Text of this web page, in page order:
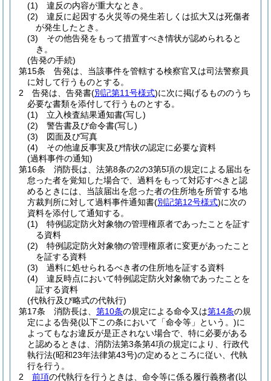
(1)
違反の内容が重大なとき。
(2)
違反に起因する火災等の発生若しくは拡大又は死傷者
が発生したとき。
(3)
その他告発をもって措置すべき情状が認められると
き。
(告発の手続)
第15条
告発は、当該事件を管轄する検察官又は司法警察員
に対して行うものとする。
2
告発は、告発書(別記第11号様式)に次に掲げるもののうち
必要な書類を添付して行うものとする。
(1)
立入検査結果通知書(写し)
(2)
警告書及び命令書(写し)
(3)
図面及び写真
(4)
その他違反事実及び情状の認定に必要な資料
(過料事件の通知)
第16条
消防長は、法第8条の2の3第5項の規定による届出を
怠った者を覚知した場合で、過料をもって対応すべきと認
めるときには、当該届出を怠った者の住所地を所管する地
方裁判所に対して過料事件通知書(別記第12号様式)に次の
資料を添付して通知する。
(1)
特例認定防火対象物の管理権原者であったことを証す
る資料
(2)
特例認定防火対象物の管理権原者に変更があったこと
を証する資料
(3)
過料に処せられるべき者の住所地を証する資料
(4)
違反時点において特例認定防火対象物であったことを
証する資料
(代執行及び略式の代執行)
第17条
消防長は、 第10条の規定による命令又は第14条の規
定による告発(以下この条において「命令等」という。)に
よってもなお違反が是正されない場合で、特に必要がある
と認めるときは、消防法第3条第4項の規定により、行政代
執行法(昭和23年法律第43号)の定めるところに従い、代執
行を行う。
2
前項の代執行を行うときは、命令等に係る履行義務者(以